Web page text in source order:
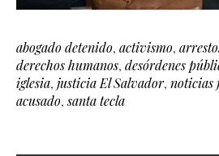
abogado detenido, activismo,
derechos humanos, desórdenes
iglesia, justicia El Salvador, noticias
acusado,santa tecla